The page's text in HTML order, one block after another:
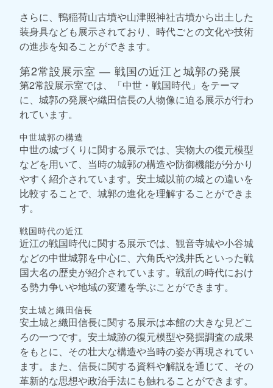
さらに、鴨稲荷山古墳や山津照神社古墳から出土した
装身具なども展示されており、時代ごとの文化や技術
の進歩を知ることができます。
第2常設展示室 ― 戦国の近江と城郭の発展
第2常設展示室では、「中世・戦国時代」をテーマ
に、城郭の発展や織田信長の人物像に迫る展示が行わ
れています。
中世城郭の構造
中世の城づくりに関する展示では、実物大の復元模型
などを用いて、当時の城郭の構造や防御機能が分かり
やすく紹介されています。安土城以前の城との違いを
比較することで、城郭の進化を理解することができま
す。
戦国時代の近江
近江の戦国時代に関する展示では、観音寺城や小谷城
などの中世城郭を中心に、六角氏や浅井氏といった戦
国大名の歴史が紹介されています。戦乱の時代におけ
る勢力争いや地域の変遷を学ぶことができます。
安土城と織田信長
安土城と織田信長に関する展示は本館の大きな見どこ
ろの一つです。安土城跡の復元模型や発掘調査の成果
をもとに、その壮大な構造や当時の姿が再現されてい
ます。また、信長に関する資料や解説を通じて、その
革新的な思想や政治手法にも触れることができます。